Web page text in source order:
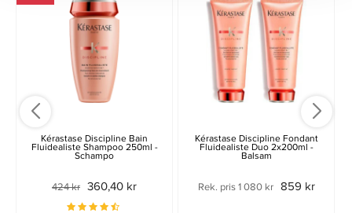
Kérastase Discipline Bain
Fluidealiste Shampoo 250ml -
Schampo
424 kr 360,40 kr
Kérastase Discipline Fondant
Fluidealiste Duo 2x200ml -
Balsam
Rek. pris 1 080 kr 859 kr